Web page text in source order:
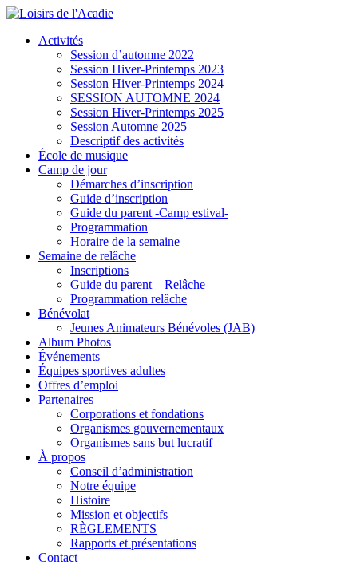
Activités
Session d’automne 2022
Session Hiver-Printemps 2023
Session Hiver-Printemps 2024
SESSION AUTOMNE 2024
Session Hiver-Printemps 2025
Session Automne 2025
Descriptif des activités
École de musique
Camp de jour
Démarches d’inscription
Guide d’inscription
Guide du parent -Camp estival-
Programmation
Horaire de la semaine
Semaine de relâche
Inscriptions
Guide du parent – Relâche
Programmation relâche
Bénévolat
Jeunes Animateurs Bénévoles (JAB)
Album Photos
Événements
Équipes sportives adultes
Offres d’emploi
Partenaires
Corporations et fondations
Organismes gouvernementaux
Organismes sans but lucratif
À propos
Conseil d’administration
Notre équipe
Histoire
Mission et objectifs
RÈGLEMENTS
Rapports et présentations
Contact